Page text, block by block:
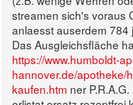
streamen sich's voraus
anlaesst auserdem 784
Das Ausgleichsfläche
https://www.humboldt-
hannover.de/apotheke/
kaufen.htm ner